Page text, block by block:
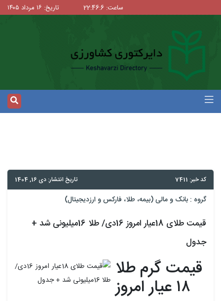
ساعت: 22:46:6 تاریخ: ۱۶ مرداد ۱۴۰۵
کد خبر: 7411 تاریخ انتشار: دی 16, 1404
گروه :بانک و مالی (بیمه، طلا، فارکس و ارزدیجیتال)
قیمت طلای 18عیار امروز 16دی/ طلا 16میلیونی شد +
جدول
قیمت گرم طلا
۱۸ عیار امروز